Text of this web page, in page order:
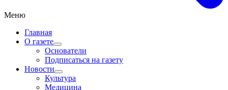
Меню
Главная
О газете
Основатели
Подписаться на газету
Новости
Культура
Медицина